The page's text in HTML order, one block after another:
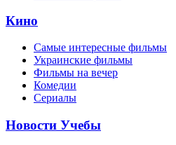
Кино
Самые интересные фильмы
Украинские фильмы
Фильмы на вечер
Комедии
Сериалы
Новости Учебы